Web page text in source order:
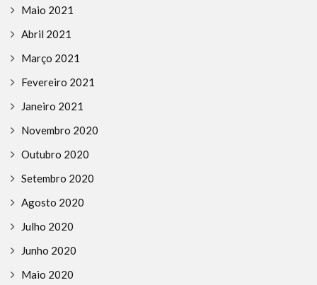
Maio 2021
Abril 2021
Março 2021
Fevereiro 2021
Janeiro 2021
Novembro 2020
Outubro 2020
Setembro 2020
Agosto 2020
Julho 2020
Junho 2020
Maio 2020